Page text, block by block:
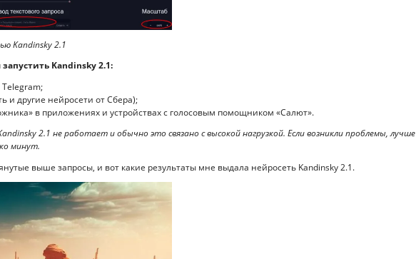
Kandinsky 2.1
Kandinsky 2.1:
и другие нейросети от Сбера);
в приложениях и устройствах с голосовым помощником «Салют».
2.1 не работает и обычно это связано с высокой нагрузкой. Если возникли проблемы, лучше
минут.
выше запросы, и вот какие результаты мне выдала нейросеть Kandinsky 2.1.